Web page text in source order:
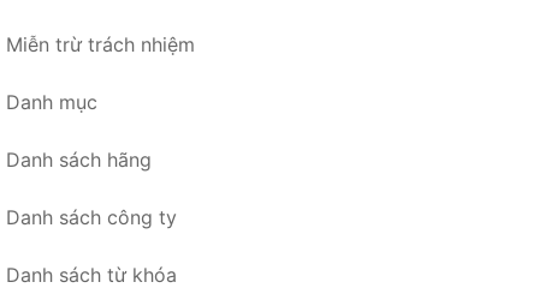
Miễn trừ trách nhiệm
Danh mục
Danh sách hãng
Danh sách công ty
Danh sách từ khóa